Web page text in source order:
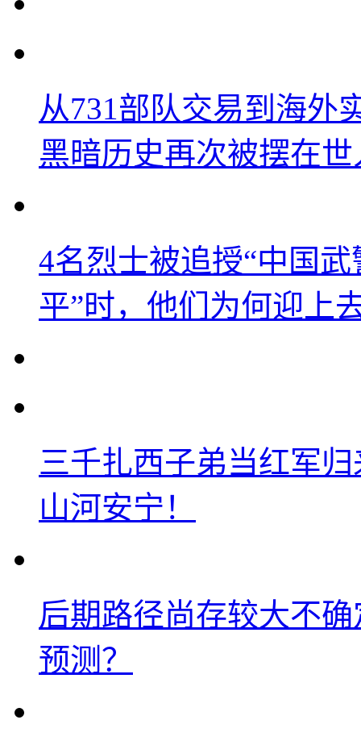
从731部队交易到海外
黑暗历史再次被摆在
4名烈士被追授“中国
平”时，他们为何迎上
三千扎西子弟当红军
山河安宁！
后期路径尚存较大不
预测？